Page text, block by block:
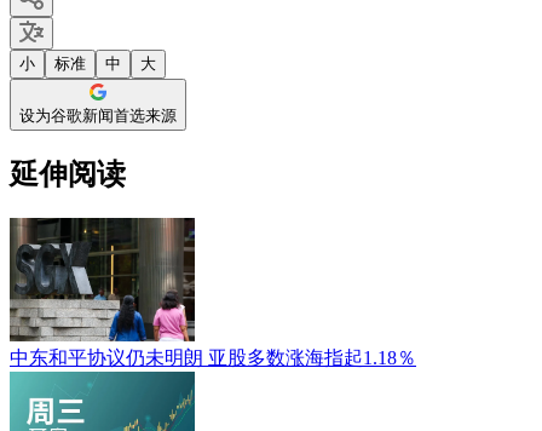
小 标准 中 大
设为谷歌新闻首选来源
延伸阅读
中东和平协议仍未明朗 亚股多数涨海指起1.18％